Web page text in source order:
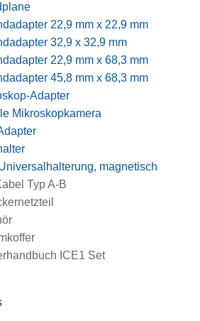
22,9 mm x 22,9 mm
32,9 x 32,9 mm
22,9 mm x 68,3 mm
45,8 mm x 68,3 mm
Adapter
Mikroskopkamera
magnetisch
Typ A-B
ICE1 Set